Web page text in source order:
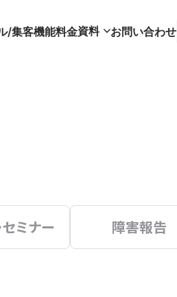
/集客機能料金資料 お問い合わせ
セミナー 障害報告